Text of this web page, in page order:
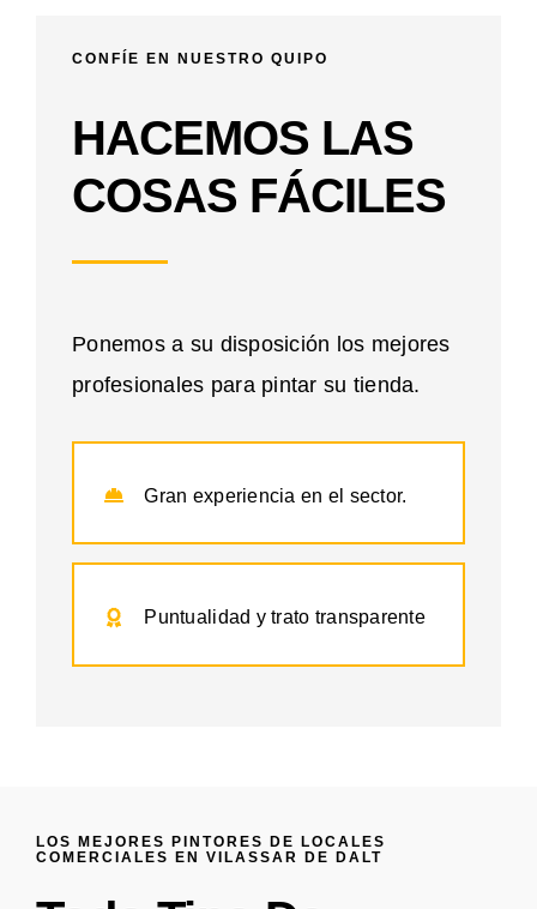
CONFÍE EN NUESTRO QUIPO
HACEMOS LAS
COSAS FÁCILES
Ponemos a su disposición los mejores
profesionales para pintar su tienda.
Gran experiencia en el sector.
Puntualidad y trato transparente
LOS MEJORES PINTORES DE LOCALES
COMERCIALES EN VILASSAR DE DALT